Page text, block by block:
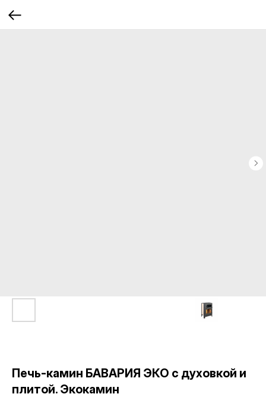
Печь-камин БАВАРИЯ ЭКО с духовкой и
плитой. Экокамин